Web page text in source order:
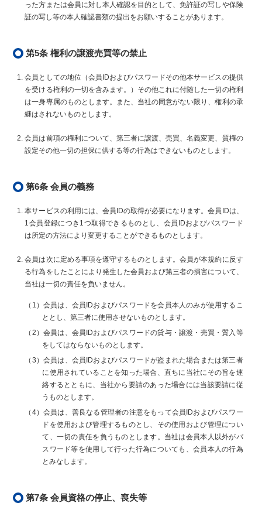
った方または会員に対し本人確認を目的として、免許証の写しや保険
証の写し等の本人確認書類の提出をお願いすることがあります。
第5条 権利の譲渡売買等の禁止
会員としての地位（会員IDおよびパスワードその他本サービスの提供
を受ける権利の一切を含みます。）その他これに付随した一切の権利
は一身専属のものとします。また、当社の同意がない限り、権利の承
継はされないものとします。
会員は前項の権利について、第三者に譲渡、売買、名義変更、質権の
設定その他一切の担保に供する等の行為はできないものとします。
第6条 会員の義務
本サービスの利用には、会員IDの取得が必要になります。会員IDは、
1会員登録につき1つ取得できるものとし、会員IDおよびパスワード
は所定の方法により変更することができるものとします。
会員は次に定める事項を遵守するものとします。会員が本規約に反す
る行為をしたことにより発生した会員および第三者の損害について、
当社は一切の責任を負いません。
（1）会員は、会員IDおよびパスワードを会員本人のみが使用するこ
ととし、第三者に使用させないものとします。
（2）会員は、会員IDおよびパスワードの貸与・譲渡・売買・質入等
をしてはならないものとします。
（3）会員は、会員IDおよびパスワードが盗まれた場合または第三者
に使用されていることを知った場合、直ちに当社にその旨を連
絡するとともに、当社から要請のあった場合には当該要請に従
うものとします。
（4）会員は、善良なる管理者の注意をもって会員IDおよびパスワー
ドを使用および管理するものとし、その使用および管理につい
て、一切の責任を負うものとします。当社は会員本人以外がパ
スワード等を使用して行った行為についても、会員本人の行為
とみなします。
第7条 会員資格の停止、喪失等